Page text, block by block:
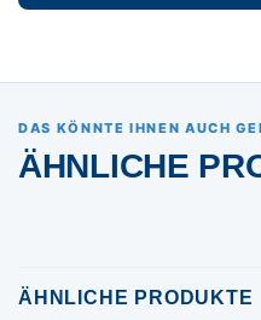
DAS KÖNNTE IHNEN AUCH
ÄHNLICHE
ÄHNLICHE PRODUKTE